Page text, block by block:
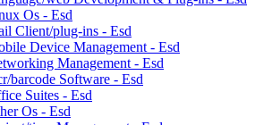
Os - Esd
Client/plug-ins - Esd
Device Management - Esd
Management - Esd
barcode Software - Esd
Suites - Esd
Os - Esd